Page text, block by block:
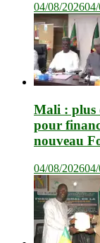
04/08/2026
Mali : plus
pour
nouveau
04/08/2026